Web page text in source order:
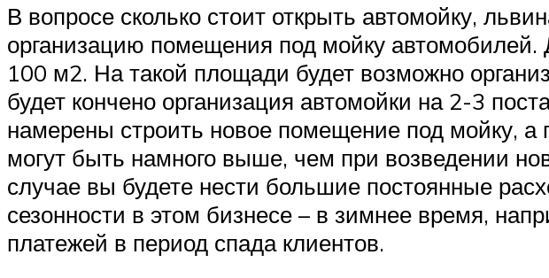
В вопросе сколько стоит открыть автомойку,
организацию помещения под мойку
100 м2. На такой площади будет возможно
будет кончено организация автомойки на 2-3
намерены строить новое помещение под мойку, а
могут быть намного выше, чем при возведении
случае вы будете нести большие постоянные
сезонности в этом бизнесе – в зимнее время,
платежей в период спада клиентов.